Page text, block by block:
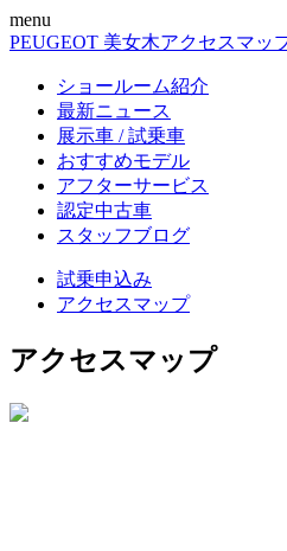
menu
PEUGEOT 美女木アクセスマッ
ショールーム紹介
最新ニュース
展示車 / 試乗車
おすすめモデル
アフターサービス
認定中古車
スタッフブログ
試乗申込み
アクセスマップ
アクセスマップ